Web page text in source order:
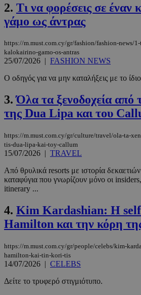
2. Tι να φορέσεις σε έναν
γάμο ως άντρας
https://m.must.com.cy/gr/fashion/fashion-news/1-
kalokairino-gamo-os-antras
25/07/2026 | FASHION NEWS
Ο οδηγός για να μην καταλήξεις με το
3.Όλα τα ξενοδοχεία από
της Dua Lipa και του
https://m.must.com.cy/gr/culture/travel/ola-ta-
tis-dua-lipa-kai-toy-callum
15/07/2026 | TRAVEL
Από θρυλικά resorts με ιστορία
καταφύγια που γνωρίζουν μόνο οι
itinerary ...
4. Kim Kardashian: Η
Hamilton και την κόρη
https://m.must.com.cy/gr/people/celebs/kim-
hamilton-kai-tin-kori-tis
14/07/2026 | CELEBS
Δείτε το τρυφερό στιγμιότυπο.